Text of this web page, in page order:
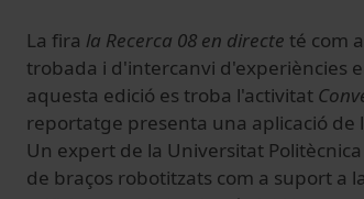
La fira la Recerca 08 en directe té com
trobada i d'intercanvi d'experiències
aquesta edició es troba l'activitat
reportatge presenta una aplicació de
Un expert de la Universitat
de braços robotitzats com a suport a